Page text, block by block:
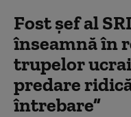
Fost şef al
înseamnă în
trupelor
predare
întrebare”